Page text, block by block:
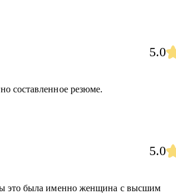
5.0
составленное резюме.
5.0
это была именно женщина с высшим